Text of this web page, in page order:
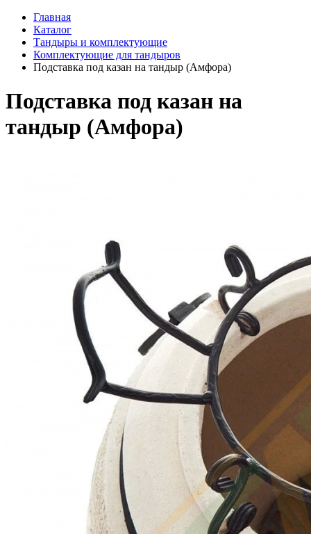
Главная
Каталог
Тандыры и комплектующие
Комплектующие для тандыров
Подставка под казан на тандыр (Амфора)
Подставка под казан на
тандыр (Амфора)